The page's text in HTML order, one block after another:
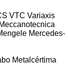
VTC Variaxis
Meccanotecnica
Mercedes-
Metalcértima